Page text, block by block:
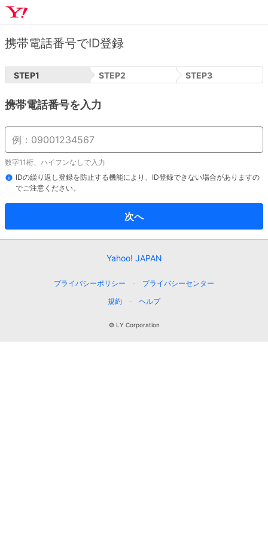
携帯電話番号でID登録
STEP1 STEP2 STEP3
携帯電話番号を入力
数字11桁、ハイフンなしで入力
IDの繰り返し登録を防止する機能により、ID登録できない場合がありますの
でご注意ください。
次へ
Yahoo! JAPAN
プライバシーポリシー
プライバシーセンター
規約
ヘルプ
© LY Corporation